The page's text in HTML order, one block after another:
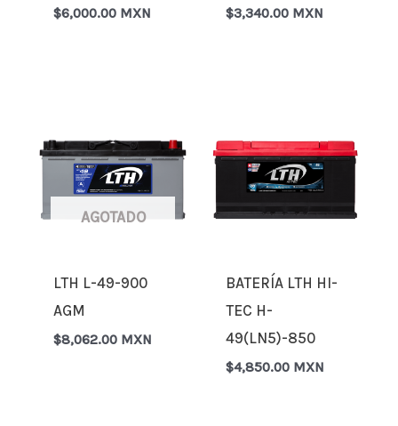
$6,000.00 MXN $3,340.00 MXN
AGOTADO
LTH L-49-900
AGM
$8,062.00 MXN
BATERÍA LTH HI-
TEC H-
49(LN5)-850
$4,850.00 MXN